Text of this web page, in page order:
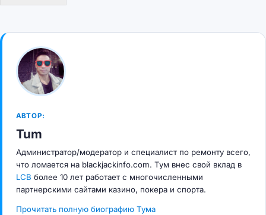
АВТОР:
Tum
Администратор/модератор и специалист по ремонту всего,
что ломается на blackjackinfo.com. Тум внес свой вклад в
LCB более 10 лет работает с многочисленными
партнерскими сайтами казино, покера и спорта.
Прочитать полную биографию Тума